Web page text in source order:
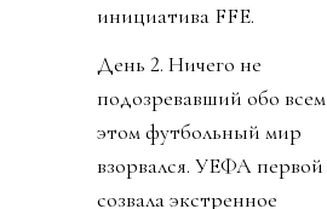
инициатива FFE.
День 2. Ничего не
подозревавший обо всем
этом футбольный мир
взорвался. УЕФА первой
созвала экстренное